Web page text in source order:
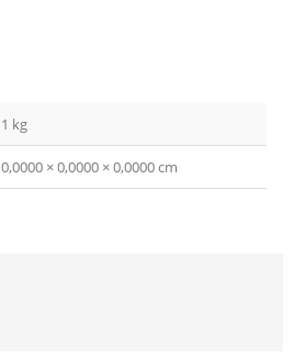
1 kg
0,0000 × 0,0000 × 0,0000 cm